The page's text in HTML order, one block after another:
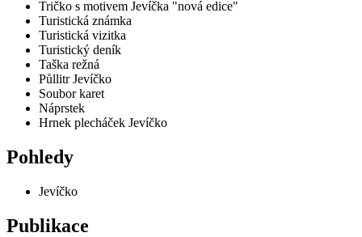
Tričko s motivem Jevíčka "nová edice"
Turistická známka
Turistická vizitka
Turistický deník
Taška režná
Půllitr Jevíčko
Soubor karet
Náprstek
Hrnek plecháček Jevíčko
Pohledy
Jevíčko
Publikace